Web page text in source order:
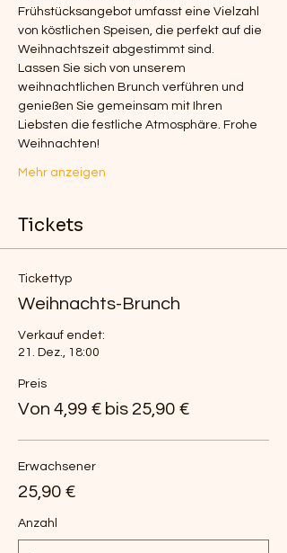
Frühstücksangebot umfasst eine Vielzahl
von köstlichen Speisen, die perfekt auf die
Weihnachtszeit abgestimmt sind.
Lassen Sie sich von unserem
weihnachtlichen Brunch verführen und
genießen Sie gemeinsam mit Ihren
Liebsten die festliche Atmosphäre. Frohe
Weihnachten!
Mehr anzeigen
Tickets
Tickettyp
Weihnachts-Brunch
Verkauf endet:
21. Dez., 18:00
Preis
Von 4,99 € bis 25,90 €
Erwachsener
25,90 €
Anzahl